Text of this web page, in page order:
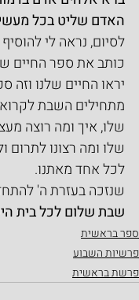
האדם שליט בכל
לסיום, נראה לי
כותב את ספר החיים
יראו החיים שלנו וזה
מתחילים השבת
שלו, איך ומה רוצה
שלו ומה רצונו
לכל אחד מאתנו.
שנזכה בעזרת ה'
שבת שלום לכל בית
ספר בראשית
פרשיות השבוע
פרשת בראשית